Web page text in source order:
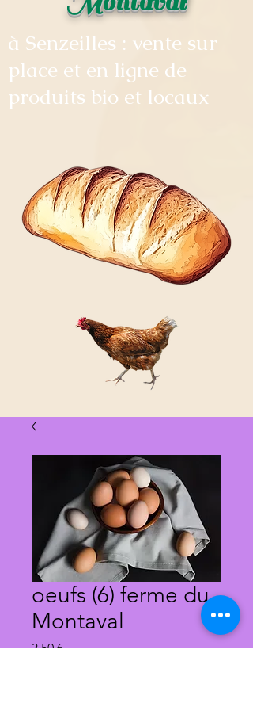
à Senzeilles : vente sur
place et en ligne de
produits bio et locaux
oeufs (6) ferme du
Montaval
3,50 €Prix